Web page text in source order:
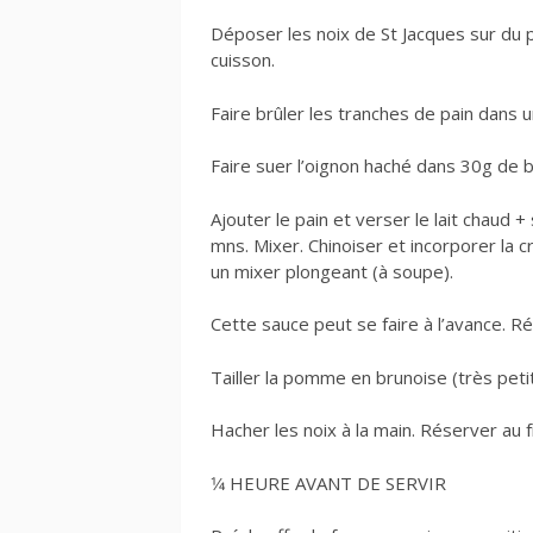
Déposer les noix de St Jacques sur
cuisson.
Faire brûler les tranches de pain dans
Faire suer l’oignon haché dans 30g de
Ajouter le pain et verser le lait chaud
mns. Mixer. Chinoiser et incorporer la
un mixer plongeant (à soupe).
Cette sauce peut se faire à l’avance.
Tailler la pomme en brunoise (très
Hacher les noix à la main. Réserver
1⁄4 HEURE AVANT DE SERVIR